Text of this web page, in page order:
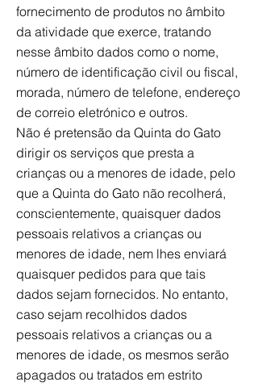
fornecimento de produtos no âmbito
da atividade que exerce, tratando
nesse âmbito dados como o nome,
número de identificação civil ou fiscal,
morada, número de telefone, endereço
de correio eletrónico e outros.
Não é pretensão da Quinta do Gato
dirigir os serviços que presta a
crianças ou a menores de idade, pelo
que a Quinta do Gato não recolherá,
conscientemente, quaisquer dados
pessoais relativos a crianças ou
menores de idade, nem lhes enviará
quaisquer pedidos para que tais
dados sejam fornecidos. No entanto,
caso sejam recolhidos dados
pessoais relativos a crianças ou a
menores de idade, os mesmos serão
apagados ou tratados em estrito